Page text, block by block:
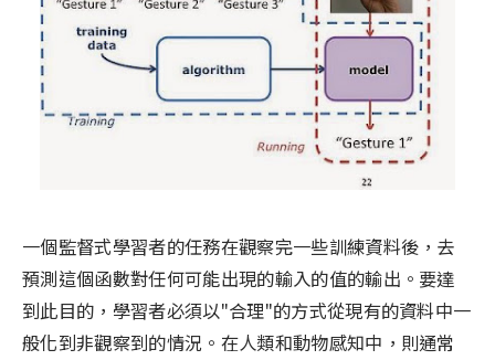
一個監督式學習者的任務在觀察完一些訓練資料後，去
預測這個函數對任何可能出現的輸入的值的輸出。要達
到此目的，學習者必須以"合理"的方式從現有的資料中一
般化到非觀察到的情況。在人類和動物感知中，則通常